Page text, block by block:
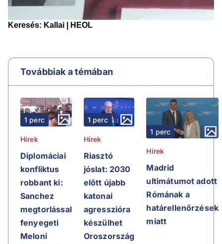
Továbbiak a témában
1 perc
Hírek
Diplomáciai
konfliktus
robbant ki:
Sanchez
megtorlással
fenyegeti
Meloni
1 perc
Hírek
Riasztó
jóslat: 2030
előtt újabb
katonai
agresszióra
készülhet
Oroszország
1 perc
Hírek
Madrid
ultimátumot adott
Rómának a
határellenőrzések
miatt